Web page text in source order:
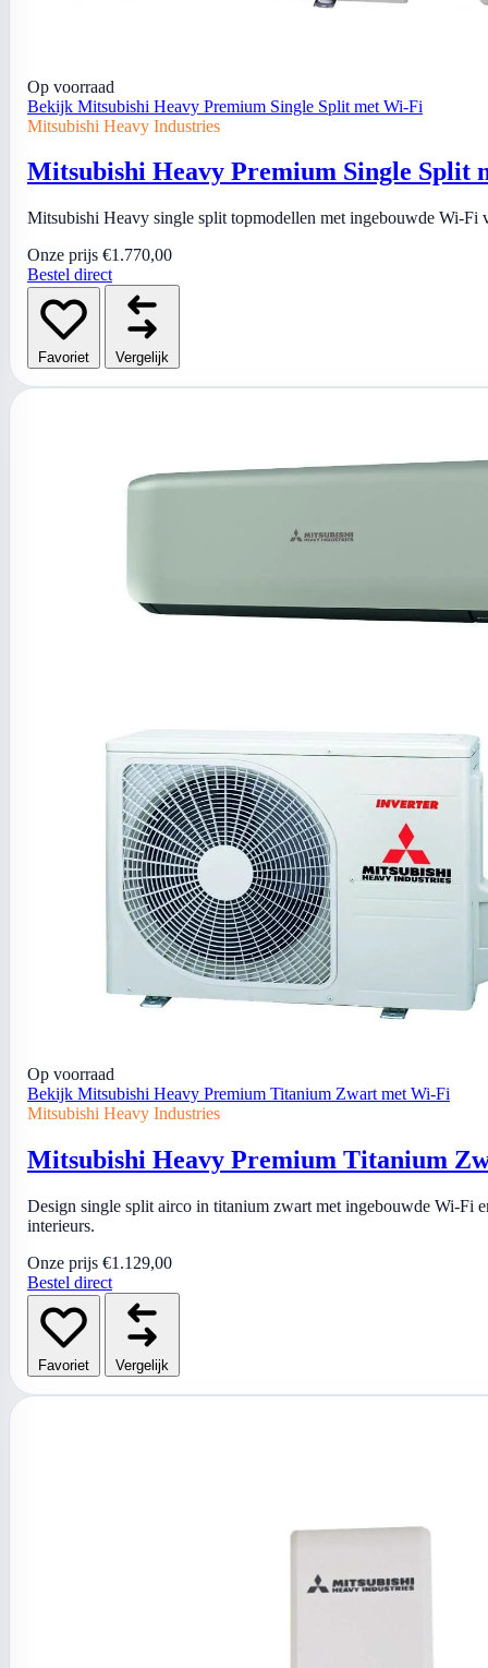
Op voorraad
Bekijk Mitsubishi Heavy Premium Single Split met Wi-Fi
Mitsubishi Heavy Industries
Mitsubishi Heavy Premium Single Split
Mitsubishi Heavy single split topmodellen met ingebouwde Wi-Fi
Onze prijs €1.770,00
Bestel direct
Favoriet Vergelijk
Op voorraad
Bekijk Mitsubishi Heavy Premium Titanium Zwart met Wi-Fi
Mitsubishi Heavy Industries
Mitsubishi Heavy Premium Titanium
Design single split airco in titanium zwart met ingebouwde Wi-Fi
interieurs.
Onze prijs €1.129,00
Bestel direct
Favoriet Vergelijk